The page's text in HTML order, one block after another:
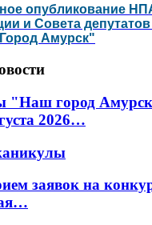
опубликование
и Совета депутатов
Амурск"
"Наш город
2026…
заявок на